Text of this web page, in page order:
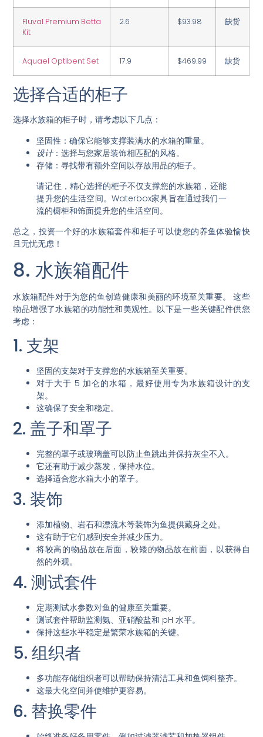
Fluval Premium Betta
Kit
2.6 $93.98 缺货
Aquael Optibent Set 17.9 $469.99 缺货
选择合适的柜子
选择水族箱的柜子时，请考虑以下几点：
坚固性 ：确保它能够支撑装满水的水箱的重量。
设计：选择与您家居装饰相匹配的风格。
存储 ：寻找带有额外空间以存放用品的柜子。
请记住，精心选择的柜子不仅支撑您的水族箱，还能
提升您的生活空间。Waterbox家具旨在通过我们一
流的橱柜和饰面提升您的生活空间。
总之，投资一个好的水族箱套件和柜子可以使您的养鱼体验愉快
且无忧无虑！
8. 水族箱配件
水族箱配件对于为您的鱼创造健康和美丽的环境至关重要。这些
物品增强了水族箱的功能性和美观性。 以下是一些关键配件供您
考虑：
1. 支架
坚固的支架对于支撑您的水族箱至关重要。
对于大于 5 加仑的水箱，最好使用专为水族箱设计的支
架。
这确保了安全和稳定。
2. 盖子和罩子
完整的罩子或玻璃盖可以防止鱼跳出并保持灰尘不入。
它还有助于减少蒸发，保持水位。
选择适合您水箱大小的罩子。
3. 装饰
添加植物、岩石和漂流木等装饰为鱼提供藏身之处。
这有助于它们感到安全并减少压力。
将较高的物品放在后面，较矮的物品放在前面，以获得自
然的外观。
4. 测试套件
定期测试水参数对鱼的健康至关重要。
测试套件帮助监测氨、亚硝酸盐和 pH 水平。
保持这些水平稳定是繁荣水族箱的关键。
5. 组织者
多功能存储组织者可以帮助保持清洁工具和鱼饲料整齐。
这最大化空间并使维护更容易。
6. 替换零件